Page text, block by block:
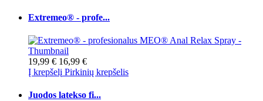
Extremeo® - profe...
19,99 € 16,99 €
Į krepšelį Pirkinių krepšelis
Juodos latekso fi...